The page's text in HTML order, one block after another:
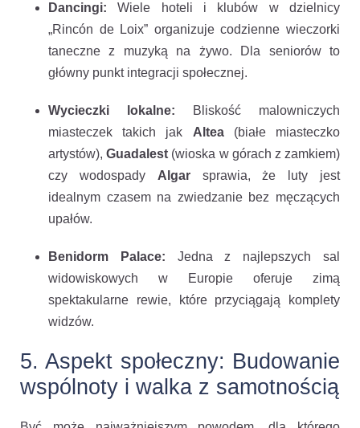
Dancingi: Wiele hoteli i klubów w dzielnicy
„Rincón de Loix” organizuje codzienne wieczorki
taneczne z muzyką na żywo. Dla seniorów to
główny punkt integracji społecznej.
Wycieczki lokalne: Bliskość malowniczych
miasteczek takich jak Altea(białe miasteczko
artystów),Guadalest (wioska w górach z zamkiem)
czy wodospady Algarsprawia, że luty jest
idealnym czasem na zwiedzanie bez męczących
upałów.
Benidorm Palace: Jedna z najlepszych sal
widowiskowych w Europie oferuje zimą
spektakularne rewie, które przyciągają komplety
widzów.
5. Aspekt społeczny: Budowanie
wspólnoty i walka z samotnością